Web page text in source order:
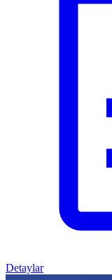
Detaylar